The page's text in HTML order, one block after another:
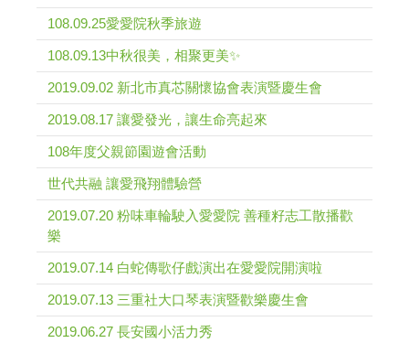
108.09.25愛愛院秋季旅遊
108.09.13中秋很美，相聚更美✨
2019.09.02 新北市真芯關懷協會表演暨慶生會
2019.08.17 讓愛發光，讓生命亮起來
108年度父親節園遊會活動
世代共融 讓愛飛翔體驗營
2019.07.20 粉味車輪駛入愛愛院 善種籽志工散播歡
樂
2019.07.14 白蛇傳歌仔戲演出在愛愛院開演啦
2019.07.13 三重社大口琴表演暨歡樂慶生會
2019.06.27 長安國小活力秀